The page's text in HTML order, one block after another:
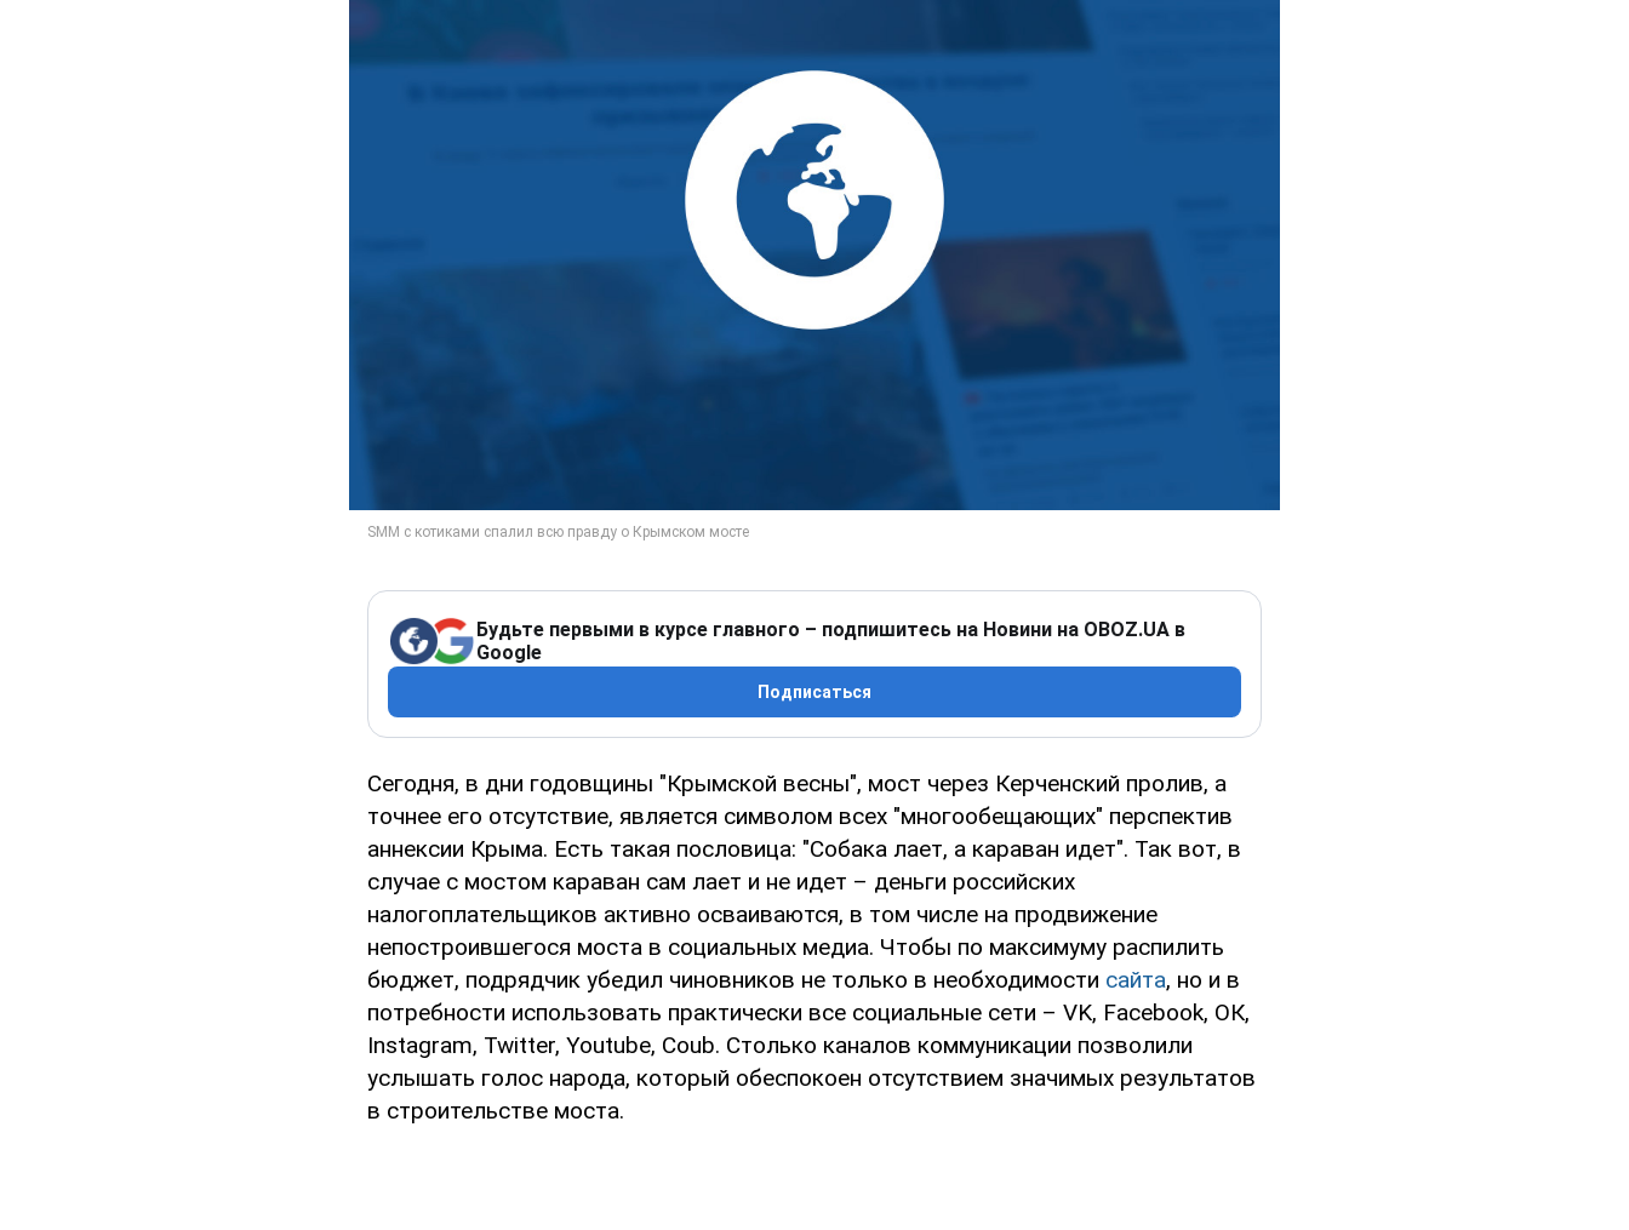
Будьте первыми в курсе главного – подпишитесь на Новини на OBOZ.UA в
Google
Подписаться
Сегодня, в дни годовщины "Крымской весны", мост через Керченский пролив, а
точнее его отсутствие, является символом всех "многообещающих" перспектив
аннексии Крыма. Есть такая пословица: "Собака лает, а караван идет". Так вот, в
случае с мостом караван сам лает и не идет – деньги российских
налогоплательщиков активно осваиваются, в том числе на продвижение
непостроившегося моста в социальных медиа. Чтобы по максимуму распилить
бюджет, подрядчик убедил чиновников не только в необходимости сайта, но и в
потребности использовать практически все социальные сети – VK, Facebook, ОК,
Instagram, Twitter, Youtube, Coub. Столько каналов коммуникации позволили
услышать голос народа, который обеспокоен отсутствием значимых результатов
в строительстве моста.